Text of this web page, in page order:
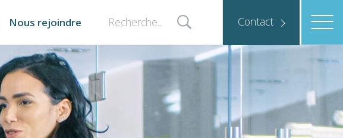
Nous rejoindre Contact